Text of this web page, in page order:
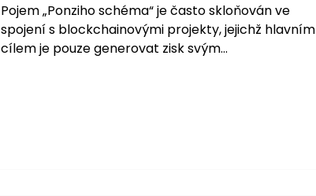
Pojem „Ponziho schéma“ je často skloňován ve
spojení s blockchainovými projekty, jejichž hlavním
cílem je pouze generovat zisk svým...